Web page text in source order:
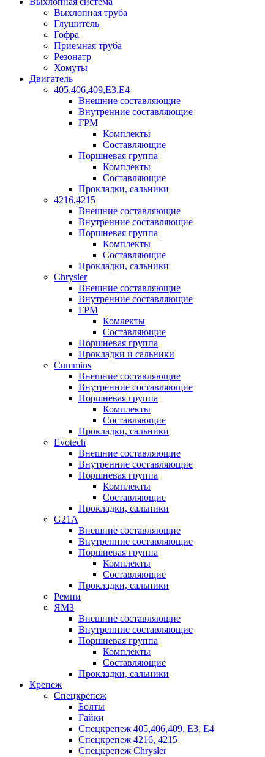
Выхлопная труба
Глушитель
Гофра
Приемная труба
Резонатр
Хомуты
Двигатель
405,406,409,Е3,Е4
Внешние составляющие
Внутренние составляющие
ГРМ
Комплекты
Составляющие
Поршневая группа
Комплекты
Составляющие
Прокладки, сальники
4216,4215
Внешние составляющие
Внутренние составляющие
Поршневая группа
Комплекты
Составляющие
Прокладки, сальники
Chrysler
Внешние составляющие
Внутренние составляющие
ГРМ
Комлекты
Составляющие
Поршневая группа
Прокладки и сальники
Cummins
Внешние составляющие
Внутренние составляющие
Поршневая группа
Комплекты
Составляющие
Прокладки, сальники
Evotech
Внешние составляющие
Внутренние составляющие
Поршневая группа
Комплекты
Составляющие
Прокладки, сальники
G21A
Внешние составляющие
Внутренние составляющие
Поршневая группа
Комплекты
Составляющие
Прокладки, сальники
Ремни
ЯМЗ
Внешние составляющие
Внутренние составляющие
Поршневая группа
Комплекты
Составляющие
Прокладки, сальники
Крепеж
Спецкрепеж
Болты
Гайки
Спецкрепеж 405,406,409, Е3, Е4
Спецкрепеж 4216, 4215
Спецкрепеж Chrysler